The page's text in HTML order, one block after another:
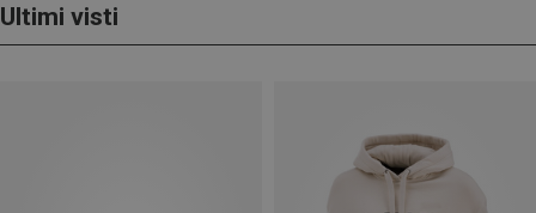
Ultimi visti